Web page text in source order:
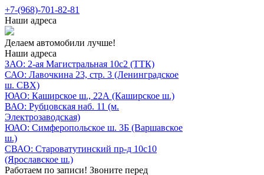
+7-(968)-701-82-81
Наши адреса
Делаем автомобили лучше!
Наши адреса
ЗАО: 2-ая Магистральная 10с2 (ТТК)
САО: Лавочкина 23, стр. 3 (Ленинградское
ш. СВХ)
ЮАО: Каширское ш., 22А (Каширское ш.)
ВАО: Рубцовская наб. 11 (м.
Электрозаводская)
ЮАО: Симферопольское ш. 3Б (Варшавское
ш.)
СВАО: Староватутинский пр-д 10с10
(Ярославское ш.)
Работаем по записи! Звоните перед